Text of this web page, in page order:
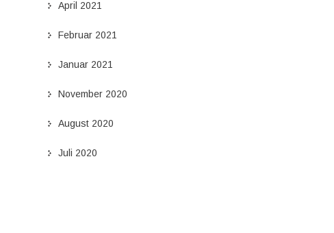
April 2021
Februar 2021
Januar 2021
November 2020
August 2020
Juli 2020